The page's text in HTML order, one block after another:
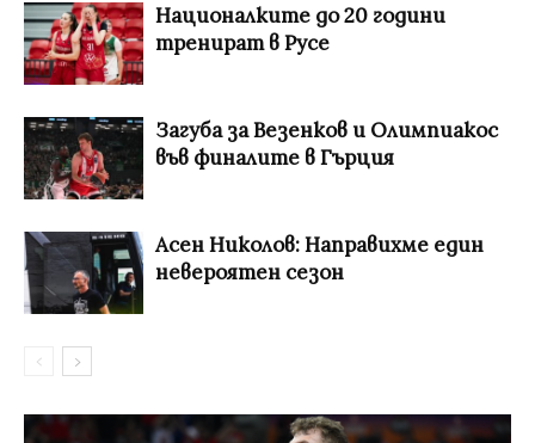
Националките до 20 години
тренират в Русе
Загуба за Везенков и Олимпиакос
във финалите в Гърция
Асен Николов: Направихме един
невероятен сезон